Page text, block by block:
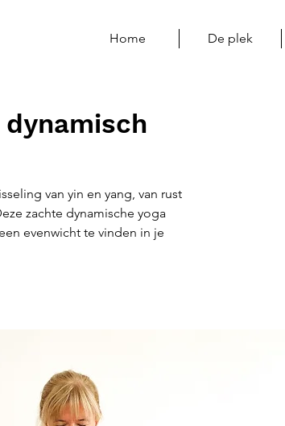
Home De plek
van yin en yang, van rust
zachte dynamische yoga
evenwicht te vinden in je